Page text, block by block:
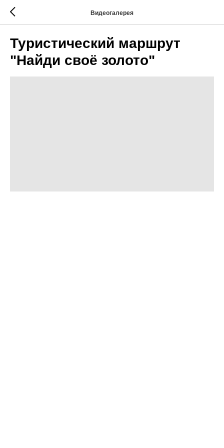
Видеогалерея
Туристический маршрут
"Найди своё золото"